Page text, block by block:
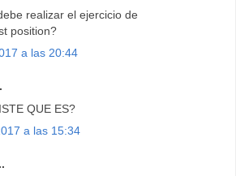
realizar el ejercicio de
position?
a las 20:44
QUE ES?
a las 15:34